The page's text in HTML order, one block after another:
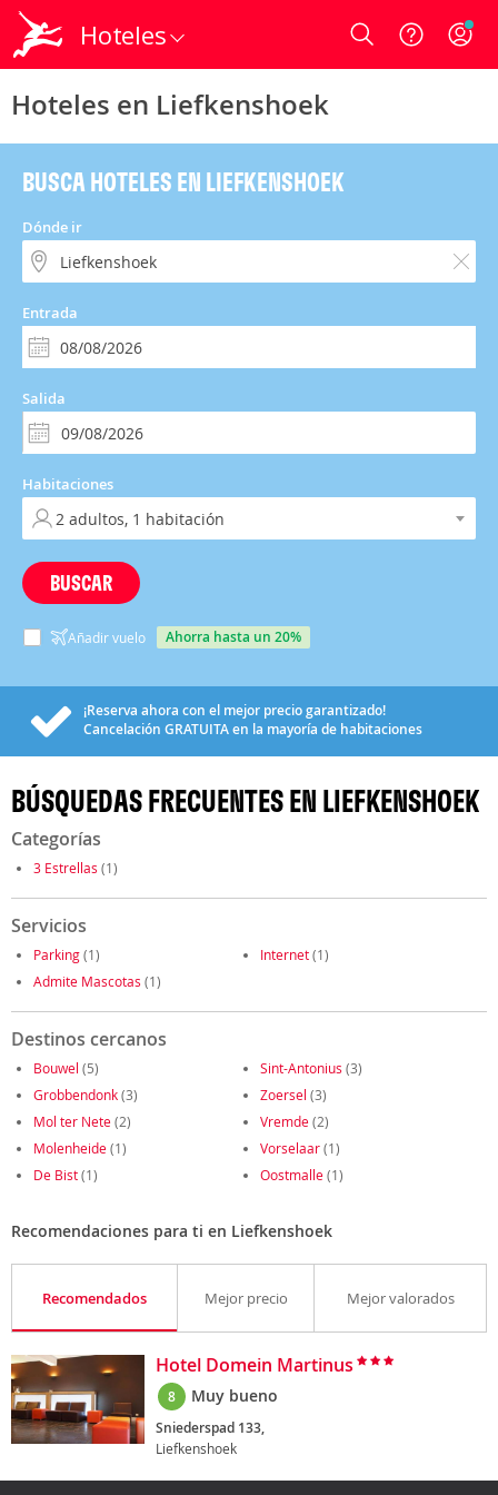
Hoteles Login
Hoteles en Liefkenshoek
BUSCA HOTELES EN LIEFKENSHOEK
Dónde ir
Entrada
Salida
Habitaciones
BUSCAR
Añadir vuelo ahorra hasta un 20%
¡Reserva ahora con el mejor precio garantizado!
Cancelación GRATUITAen la mayoría de habitaciones
BÚSQUEDAS FRECUENTES EN LIEFKENSHOEK
Categorías
3 Estrellas (1)
Servicios
Parking(1) Internet(1)
Admite Mascotas (1)
Destinos cercanos
Bouwel (5) Sint-Antonius (3)
Grobbendonk(3) Zoersel (3)
Mol ter Nete(2) Vremde(2)
Molenheide(1) Vorselaar(1)
De Bist(1) Oostmalle(1)
Recomendaciones para ti en Liefkenshoek
Recomendados Mejor precio Mejor valorados
Hotel Domein Martinus
8 Muy bueno
Sniederspad 133,
Liefkenshoek